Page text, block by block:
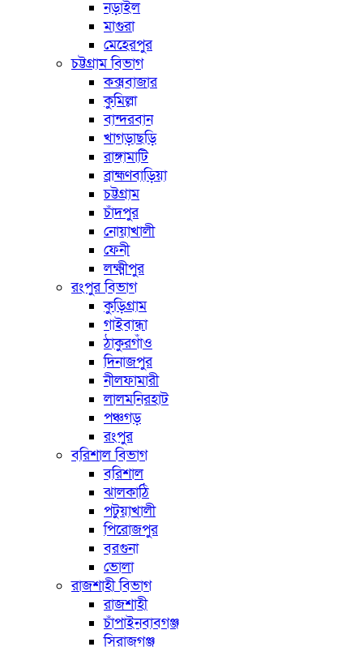
নড়াইল
মাগুরা
মেহেরপুর
চট্টগ্রাম বিভাগ
কক্সবাজার
কুমিল্লা
বান্দরবান
খাগড়াছড়ি
রাঙ্গামাটি
ব্রাহ্মণবাড়িয়া
চট্টগ্রাম
চাঁদপুর
নোয়াখালী
ফেনী
লক্ষ্মীপুর
রংপুর বিভাগ
কুড়িগ্রাম
গাইবান্ধা
ঠাকুরগাঁও
দিনাজপুর
নীলফামারী
লালমনিরহাট
পঞ্চগড়
রংপুর
বরিশাল বিভাগ
বরিশাল
ঝালকাঠি
পটুয়াখালী
পিরোজপুর
বরগুনা
ভোলা
রাজশাহী বিভাগ
রাজশাহী
চাঁপাইনবাবগঞ্জ
সিরাজগঞ্জ